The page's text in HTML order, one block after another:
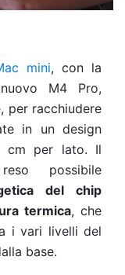
mini, con la
M4 Pro,
per racchiudere
in un design
cm per lato. Il
possibile
del chip
termica, che
i vari livelli del
base.